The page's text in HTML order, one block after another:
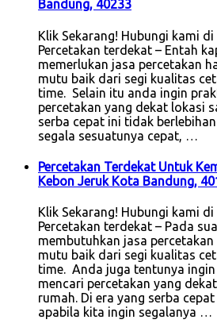
Bandung, 40233
Klik Sekarang! Hubungi kami
Percetakan terdekat – Entah
memerlukan jasa percetakan
mutu baik dari segi kualitas
time. Selain itu anda ingin
percetakan yang dekat lokasi
serba cepat ini tidak
segala sesuatunya cepat, …
Percetakan Terdekat Untuk
Kebon Jeruk Kota Bandung,
Klik Sekarang! Hubungi kami
Percetakan terdekat – Pada
membutuhkan jasa
mutu baik dari segi kualitas
time. Anda juga tentunya
mencari percetakan yang
rumah. Di era yang serba
apabila kita ingin segalanya …